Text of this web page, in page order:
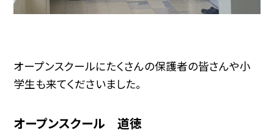
オープンスクールにたくさんの保護者の皆さんや小
学生も来てくださいました。
オープンスクール 道徳